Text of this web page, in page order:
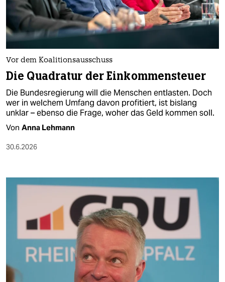
nord
wahrheit
verlag
verlag
veranstaltungen
shop
fragen & hilfe
abo
genossenschaft
epaper login
Vor dem Koalitionsausschuss
Die Quadratur der Einkommensteuer
Die Bundesregierung will die Menschen entlasten. Doch
wer in welchem Umfang davon profitiert, ist bislang
unklar – ebenso die Frage, woher das Geld kommen soll.
Von Anna Lehmann
30.6.2026